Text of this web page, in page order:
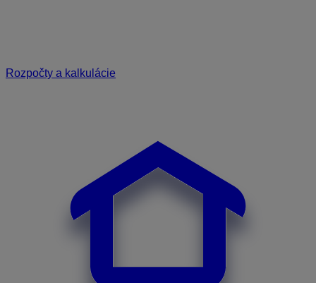
Rozpočty a kalkulácie